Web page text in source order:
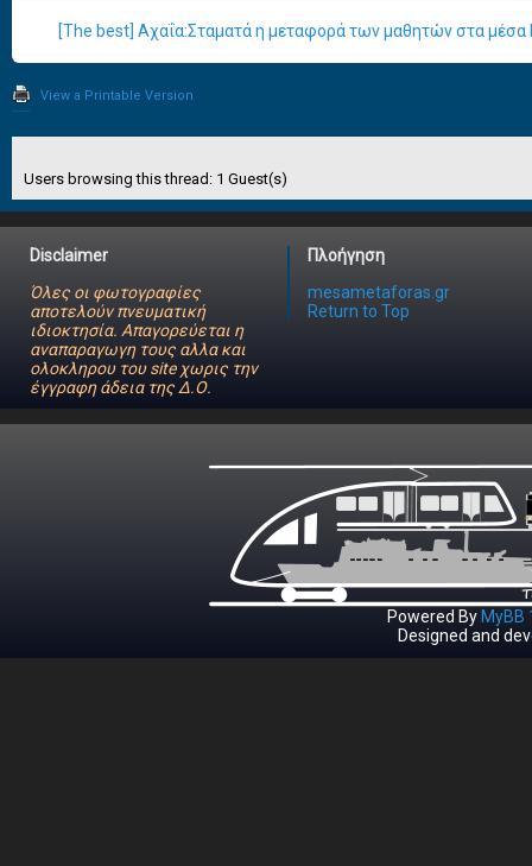
[The best] Αχαΐα:Σταματά η μεταφορά των μαθητών στα μέσα
View a Printable Version
Users browsing this thread: 1 Guest(s)
Disclaimer
Όλες οι φωτογραφίες
αποτελούν πνευματική
ιδιοκτησία. Απαγορεύεται η
αναπαραγωγη τους αλλα και
ολοκληρου του site χωρις την
έγγραφη άδεια της Δ.Ο.
Πλοήγηση
mesametaforas.gr
Return to Top
Powered By MyBB
Designed and